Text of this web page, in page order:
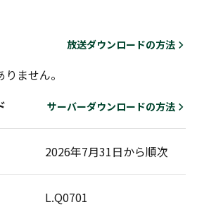
放送ダウンロードの方法
ません。
サーバーダウンロードの方法
2026年7月31日から順次
L.Q0701